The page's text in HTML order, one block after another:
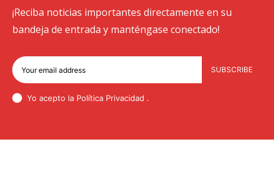
¡Reciba noticias importantes directamente en su
bandeja de entrada y manténgase conectado!
SUBSCRIBE
Yo acepto la Política Privacidad .